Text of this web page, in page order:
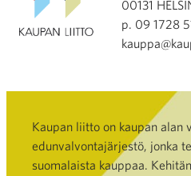
00131
p. 09 1728
Kaupan liitto on kaupan alan
edunvalvontajärjestö, jonka
suomalaista kauppaa.